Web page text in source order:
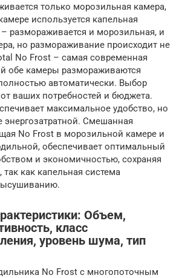
только морозильная камера,
используется капельная
размораживается и морозильная, и
но размораживание происходит не
No Frost – самая современная
обе камеры размораживаются
автоматически. Выбор
ваших потребностей и бюджета.
максимальное удобство, но
энергозатратной. Смешанная
No Frost в морозильной камере и
обеспечивает оптимальный
и экономичностью, сохраняя
как капельная система
Объем,
класс
уровень шума, тип
No Frost с многопоточным